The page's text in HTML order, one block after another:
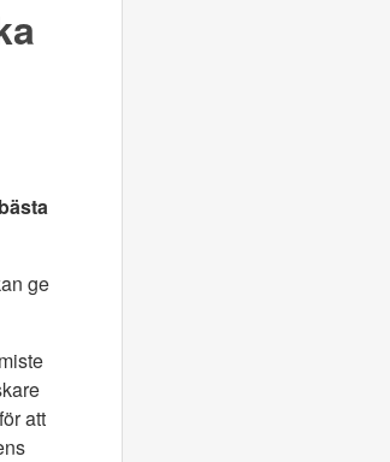
ge
att